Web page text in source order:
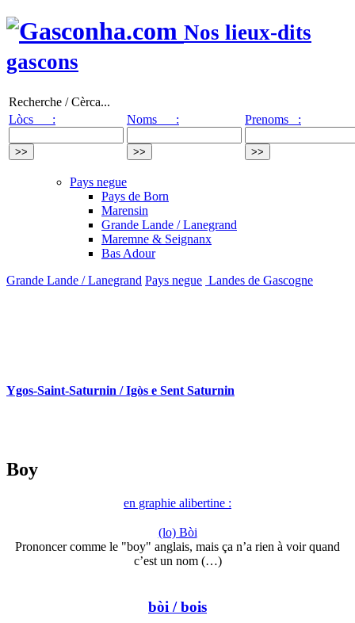
Nos lieux-dits
gascons
Recherche / Cèrca...
Lòcs :
Noms : Prenoms :
Pays negue
Pays de Born
Marensin
Grande Lande / Lanegrand
Maremne & Seignanx
Bas Adour
Grande Lande / Lanegrand Pays negue Landes de Gascogne
Ygos-Saint-Saturnin / Igòs e Sent Saturnin
Boy
en graphie alibertine :
(lo) Bòi
Prononcer comme le "boy" anglais, mais ça n’a rien à voir quand
c’est un nom (…)
bòi / bois